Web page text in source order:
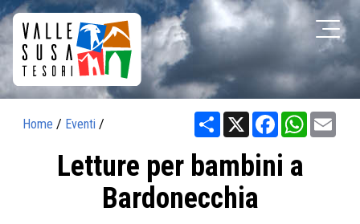
Home / Eventi / Share X Facebook
Letture per bambini a
Bardonecchia